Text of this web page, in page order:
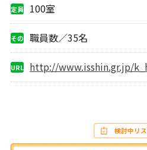
定員 100室
その
職員数／35名
URL http://www.isshin.gr.jp/
検討中リ